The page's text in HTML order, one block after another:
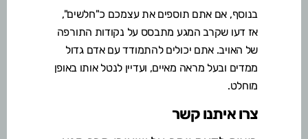
בנוסף, אם אתם תוספים את עצמכם כ"חלשים",
אז דעו שקרב המגע מתבסס על נקודות התורפה
של האויב. אתם יכולים להתמודד עם אדם גדול
ממדים ובעל מראה מאיים, ועדיין לנטל אותו באופן
מוחלט.
צרו איתנו קשר